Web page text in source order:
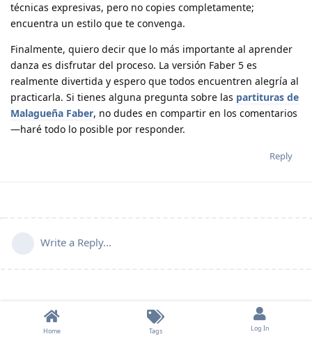
técnicas expresivas, pero no copies completamente;
encuentra un estilo que te convenga.
Finalmente, quiero decir que lo más importante al aprender
danza es disfrutar del proceso. La versión Faber 5 es
realmente divertida y espero que todos encuentren alegría al
practicarla. Si tienes alguna pregunta sobre las partituras de
Malagueña Faber, no dudes en compartir en los comentarios
—haré todo lo posible por responder.
Reply
Write a Reply...
Home Tags Log In